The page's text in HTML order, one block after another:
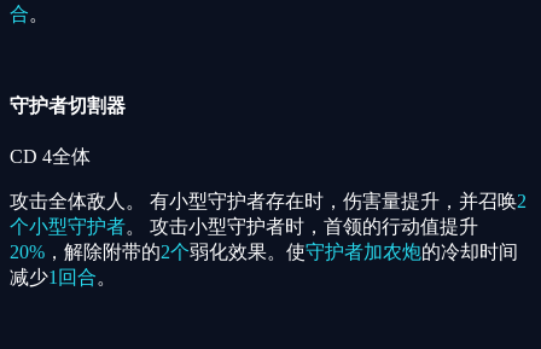
合。
守护者切割器
CD 4全体
攻击全体敌人。 有小型守护者存在时，伤害量提升，并召唤2
个小型守护者。 攻击小型守护者时，首领的行动值提升
20% ，解除附带的2个弱化效果。使守护者加农炮的冷却时间
减少1回合。